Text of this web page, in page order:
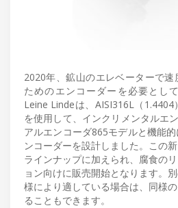
2020年、鉱山のエレベーターで速
ためのエンコーダーを必要とし
Leine Lindeは、AISI316L（
を使用して、インクリメンタルエ
アルエンコーダ865モデルと機能
ンコーダーを設計しました。この
ラインナップに加えられ、腐食の
ョン向けに販売開始となります。
様により適している場合は、同様
ることもできます。